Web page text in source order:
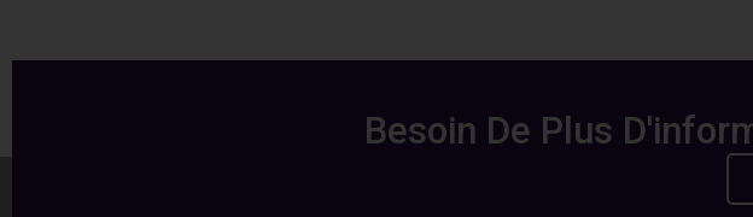
Besoin De Plus
Suivez-moi sur